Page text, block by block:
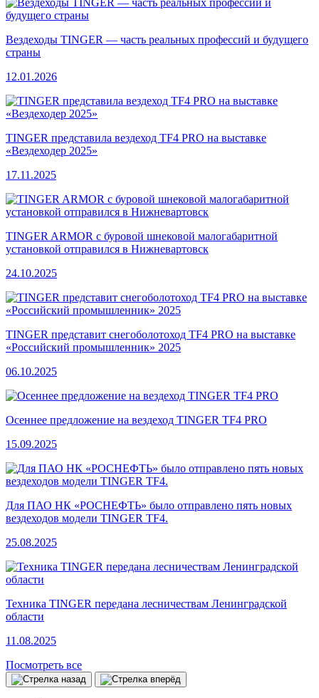
Вездеходы TINGER — часть реальных профессий и будущего
страны
12.01.2026
TINGER представила вездеход TF4 PRO на выставке
«Вездеходер 2025»
17.11.2025
TINGER ARMOR с буровой шнековой малогабаритной
установкой отправился в Нижневартовск
24.10.2025
TINGER представит снегоболотоход TF4 PRO на выставке
«Российский промышленник» 2025
06.10.2025
Осеннее предложение на вездеход TINGER TF4 PRO
15.09.2025
Для ПАО НК «РОСНЕФТЬ» было отправлено пять новых
вездеходов модели TINGER TF4.
25.08.2025
Техника TINGER передана лесничествам Ленинградской
области
11.08.2025
Посмотреть все